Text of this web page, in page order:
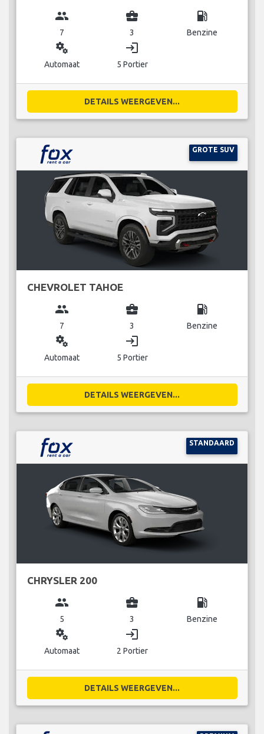
group
7
business_center
3
local_gas_station
Benzine
miscellaneous_services
Automaat
login
5 Portier
DETAILS WEERGEVEN...
GROTE SUV
CHEVROLET TAHOE
group
7
business_center
3
local_gas_station
Benzine
miscellaneous_services
Automaat
login
5 Portier
DETAILS WEERGEVEN...
STANDAARD
CHRYSLER 200
group
5
business_center
3
local_gas_station
Benzine
miscellaneous_services
Automaat
login
2 Portier
DETAILS WEERGEVEN...